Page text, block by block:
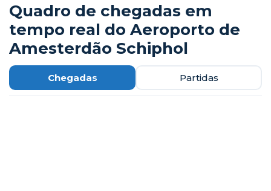
Quadro de chegadas em
tempo real do Aeroporto de
Amesterdão Schiphol
Chegadas Partidas